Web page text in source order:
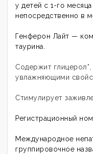
у детей с 1-го
непосредственно в
Генферон Лайт —
таурина.
Содержит
увлажняющими
Стимулирует
Регистрационный
Международное
группировочное